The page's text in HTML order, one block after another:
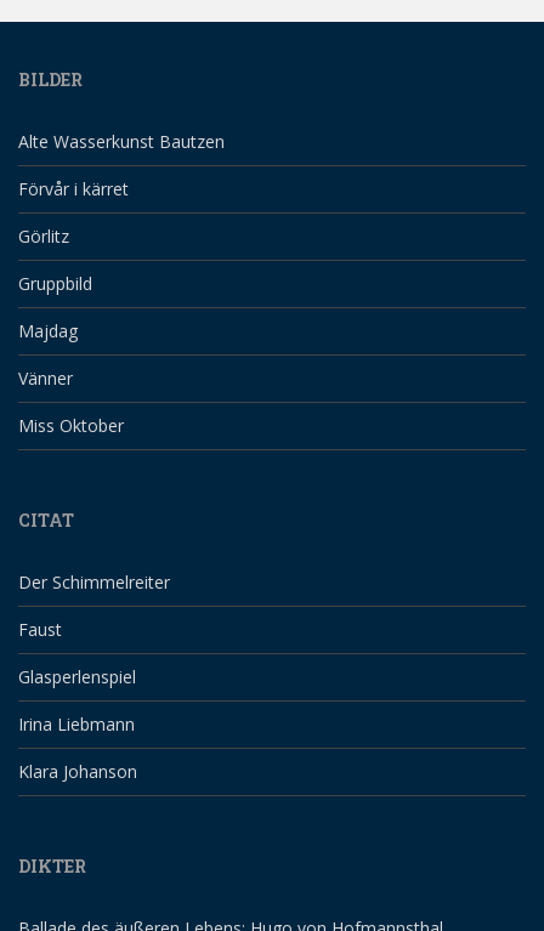
BILDER
Alte Wasserkunst Bautzen
Förvår i kärret
Görlitz
Gruppbild
Majdag
Vänner
Miss Oktober
CITAT
Der Schimmelreiter
Faust
Glasperlenspiel
Irina Liebmann
Klara Johanson
DIKTER